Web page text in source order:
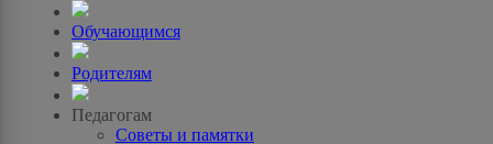
Обучающимся
Родителям
Педагогам
Советы и памятки